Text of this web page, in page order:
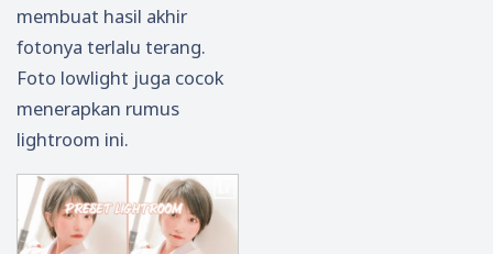
membuat hasil akhir
fotonya terlalu terang.
Foto lowlight juga cocok
menerapkan rumus
lightroom ini.